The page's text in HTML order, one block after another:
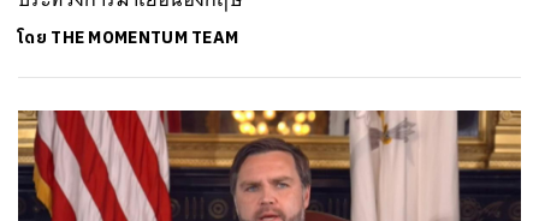
โดย THE MOMENTUM TEAM